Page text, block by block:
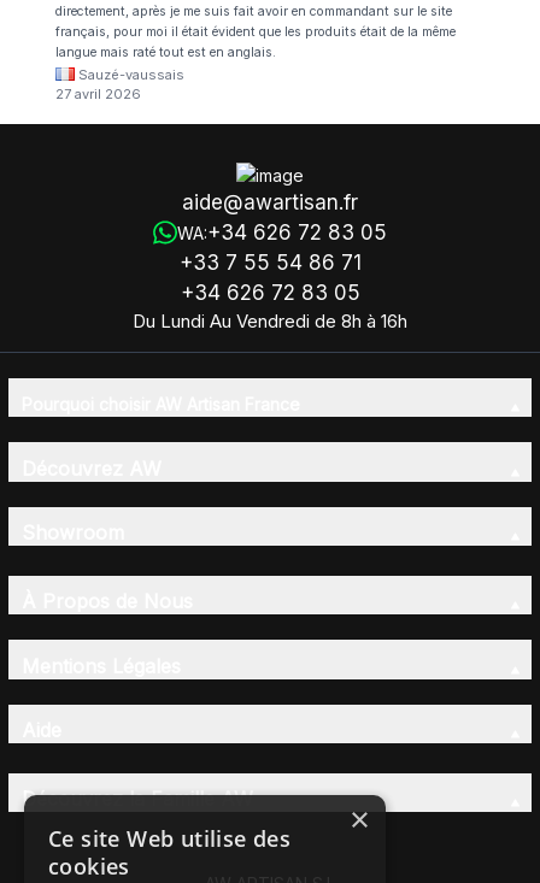
directement, après je me suis fait avoir en commandant sur le site
français, pour moi il était évident que les produits était de la même
langue mais raté tout est en anglais.
Sauzé-vaussais
27 avril 2026
aide@awartisan.fr
WA:+34 626 72 83 05
+33 7 55 54 86 71
+34 626 72 83 05
Du Lundi Au Vendredi de 8h à 16h
Découvrez la Famille AW
×
Ce site Web utilise des
cookies